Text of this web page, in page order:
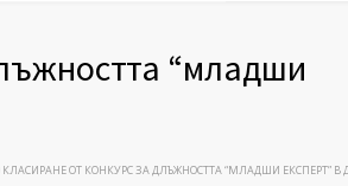
“младши
ОТ КОНКУРС ЗА ДЛЪЖНОСТТА “МЛАДШИ ЕКСПЕРТ”